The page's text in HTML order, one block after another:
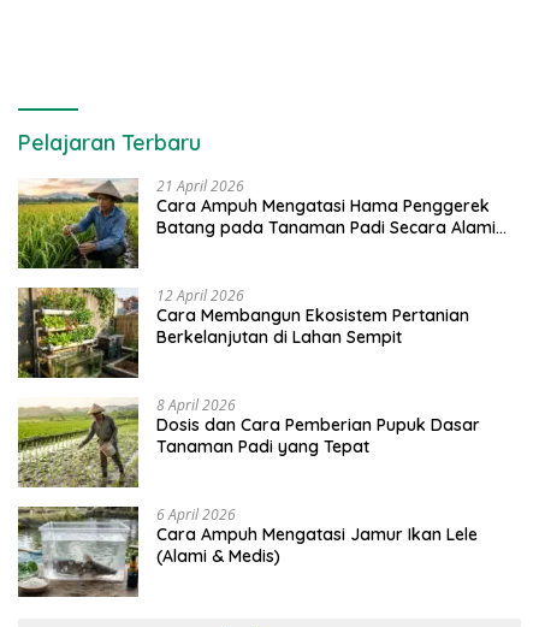
Pelajaran Terbaru
21 April 2026
Cara Ampuh Mengatasi Hama Penggerek
Batang pada Tanaman Padi Secara Alami
12 April 2026
Cara Membangun Ekosistem Pertanian
Berkelanjutan di Lahan Sempit
8 April 2026
Dosis dan Cara Pemberian Pupuk Dasar
Tanaman Padi yang Tepat
6 April 2026
Cara Ampuh Mengatasi Jamur Ikan Lele
(Alami & Medis)